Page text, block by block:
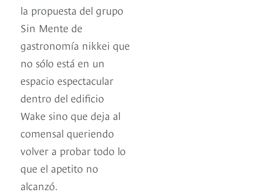
la propuesta del grupo
Sin Mente de
gastronomía nikkei que
no sólo está en un
espacio espectacular
dentro del edificio
Wake sino que deja al
comensal queriendo
volver a probar todo lo
que el apetito no
alcanzó.